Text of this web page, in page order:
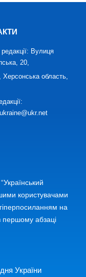
Вулиця
20,
область,
користувачами
на
першому абзаці
України